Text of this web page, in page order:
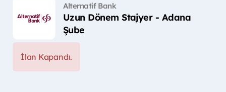
Alternatif Bank
Uzun Dönem Stajyer - Adana
Şube
İlan Kapandı.